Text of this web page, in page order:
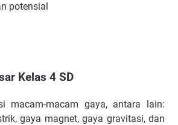
potensial
Kelas 4 SD
macam-macam gaya, antara lain:
gaya magnet, gaya gravitasi, dan